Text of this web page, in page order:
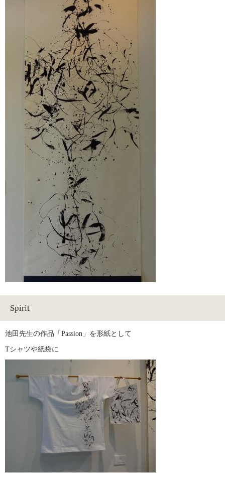
Spirit
池田先生の作品「Passion」を形紙として
Tシャツや紙袋に